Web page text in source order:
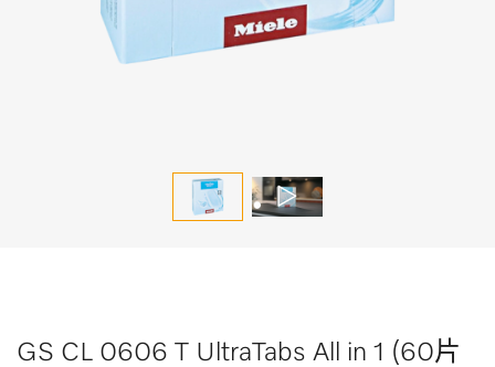
GS CL 0606 T UltraTabs All in 1 (60片